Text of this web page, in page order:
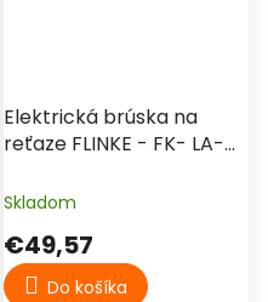
Elektrická brúska na
reťaze FLINKE - FK- LA-
Skladom
€49,57
Do košíka